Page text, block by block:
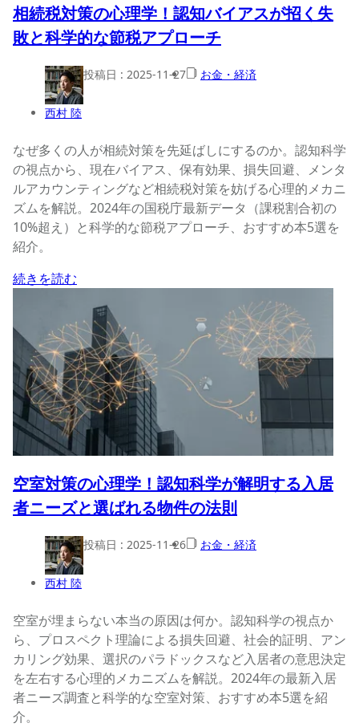
相続税対策の心理学！認知バイアスが招く失
敗と科学的な節税アプローチ
西村 陸
投稿日 : 2025-11-27 お金・経済
なぜ多くの人が相続対策を先延ばしにするのか。認知科学
の視点から、現在バイアス、保有効果、損失回避、メンタ
ルアカウンティングなど相続税対策を妨げる心理的メカニ
ズムを解説。2024年の国税庁最新データ（課税割合初の
10%超え）と科学的な節税アプローチ、おすすめ本5選を
紹介。
続きを読む
空室対策の心理学！認知科学が解明する入居
者ニーズと選ばれる物件の法則
西村 陸
投稿日 : 2025-11-26 お金・経済
空室が埋まらない本当の原因は何か。認知科学の視点か
ら、プロスペクト理論による損失回避、社会的証明、アン
カリング効果、選択のパラドックスなど入居者の意思決定
を左右する心理的メカニズムを解説。2024年の最新入居
者ニーズ調査と科学的な空室対策、おすすめ本5選を紹
介。